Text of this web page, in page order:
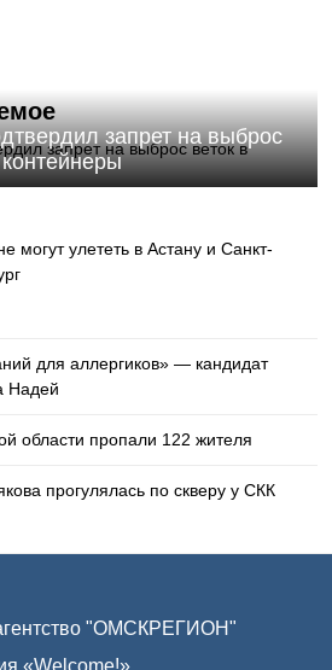
запрет на выброс
могут улететь в Астану и Санкт-
для аллергиков» — кандидат
Надей
области пропали 122 жителя
прогулялась по скверу у СКК
"ОМСКРЕГИОН"
«Welcome!»